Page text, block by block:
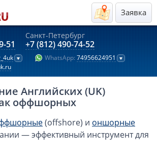
Заявка
51
Санкт-Петербург
+7 (812) 490-74-52
WhatsApp: 74956624951
2026
LTD
и счёт)
с лицензией MSB
и счёт)
Английских (UK)
оффшорных
(offshore) и оншорные
— эффективный инструмент для